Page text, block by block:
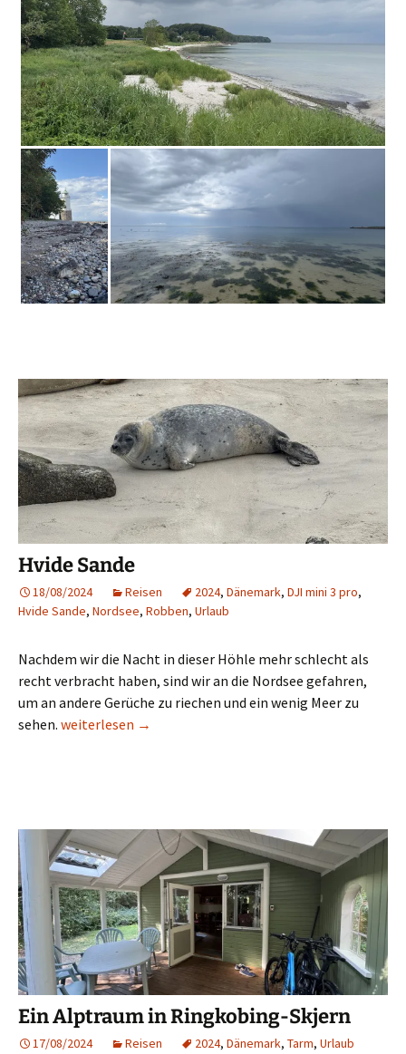
Hvide Sande
18/08/2024 Reisen 2024, Dänemark, DJI mini 3 pro,
Hvide Sande, Nordsee, Robben, Urlaub
Nachdem wir die Nacht in dieser Höhle mehr schlecht als
recht verbracht haben, sind wir an die Nordsee gefahren,
um an andere Gerüche zu riechen und ein wenig Meer zu
sehen. Hvide Sande
weiterlesen →
Ein Alptraum in Ringkobing-Skjern
17/08/2024 Reisen 2024, Dänemark, Tarm, Urlaub